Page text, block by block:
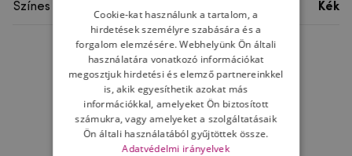
Színes
Kék
Ne felejtsd el
Cookie-kat használunk a tartalom, a
hirdetések személyre szabására és a
forgalom elemzésére. Webhelyünk Ön általi
használatára vonatkozó információkat
megosztjuk hirdetési és elemző partnereinkkel
is, akik egyesíthetik azokat más
információkkal, amelyeket Ön biztosított
számukra, vagy amelyeket a szolgáltatásaik
Ön általi használatából gyűjtöttek össze.
Adatvédelmi irányelvek